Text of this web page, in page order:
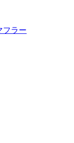
フラー